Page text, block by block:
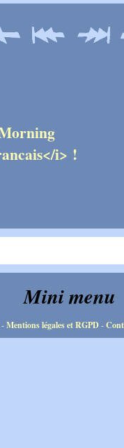
Mini menu
-Mentions légales et RGPD-